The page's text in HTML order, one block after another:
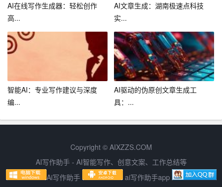
AI在线写作生成器：轻松创作
高...
AI文章生成：湖南极速点科技
实...
智能AI：专业写作建议与深度
编...
AI驱动的伪原创文章生成工
具：...
Copyright © AIXZZS.COM
AI写作助手 - AI智能写作、创意文案、工作总结等
Ai写作助手
ai写作助手app